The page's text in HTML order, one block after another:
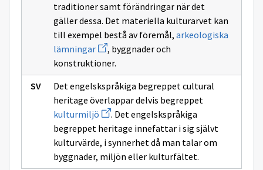
traditioner samt förändringar när det
gäller dessa. Det materiella kulturarvet kan
till exempel bestå av föremål, arkeologiska
lämningarAvaa
uuden
ikkunan
sivulle
arkeologiska
lämningar
, byggnader och
konstruktioner.
Det engelskspråkiga begreppet cultural
heritage överlappar delvis begreppet
kulturmiljö Avaa
uuden
ikkunan
sivulle
kulturmiljö
. Det engelskspråkiga
begreppet heritage innefattar i sig självt
kulturvärde, i synnerhet då man talar om
byggnader, miljön eller kulturfältet.